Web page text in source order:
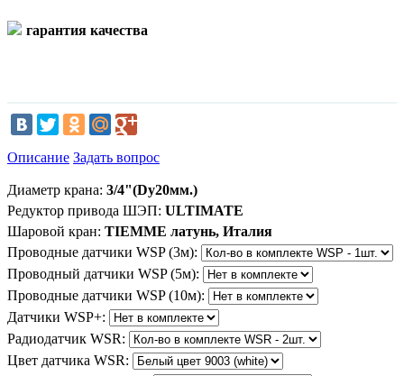
гарантия качества
Описание Задать вопрос
Диаметр крана: 3/4"(Dy20мм.)
Редуктор привода ШЭП: ULTIMATE
Шаровой кран: TIEMME латунь, Италия
Проводные датчики WSP (3м):
Проводный датчики WSP (5м):
Проводные датчики WSP (10м):
Датчики WSP+:
Радиодатчик WSR:
Цвет датчика WSR: